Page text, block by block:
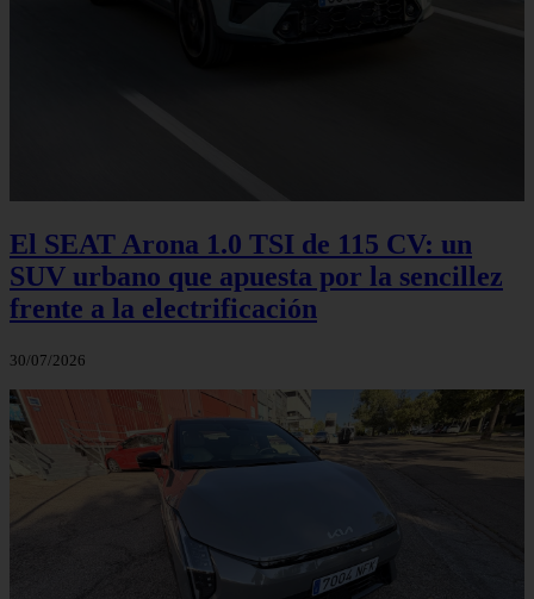
El SEAT Arona 1.0 TSI de 115 CV: un
SUV urbano que apuesta por la sencillez
frente a la electrificación
30/07/2026